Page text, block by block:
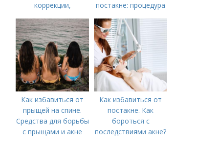
коррекции,
акне и удаления
рубцов и шрамов
постакне
постакне: процедура
Как избавиться от
прыщей на спине.
Средства для борьбы
с прыщами и акне
Как избавиться от
постакне. Как
бороться с
последствиями акне?